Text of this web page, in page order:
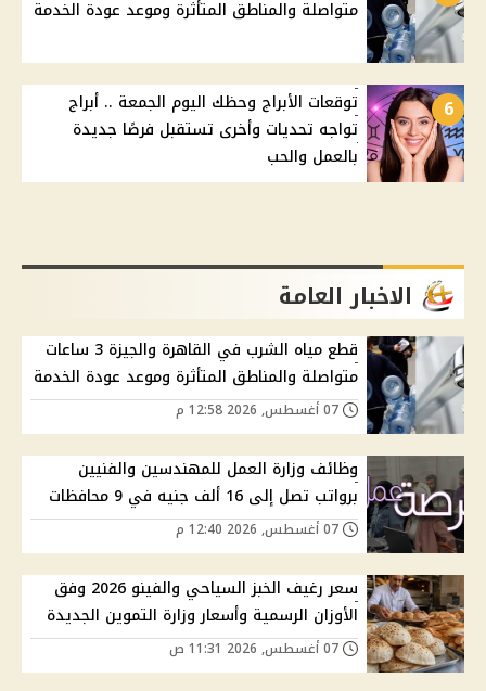
متواصلة والمناطق المتأثرة وموعد عودة الخدمة
6
توقعات الأبراج وحظك اليوم الجمعة .. أبراج
تواجه تحديات وأخرى تستقبل فرصًا جديدة
بالعمل والحب
الاخبار العامة
قطع مياه الشرب في القاهرة والجيزة 3 ساعات
متواصلة والمناطق المتأثرة وموعد عودة الخدمة
وظائف وزارة العمل للمهندسين والفنيين
برواتب تصل إلى 16 ألف جنيه في 9 محافظات
سعر رغيف الخبز السياحي والفينو 2026 وفق
الأوزان الرسمية وأسعار وزارة التموين الجديدة